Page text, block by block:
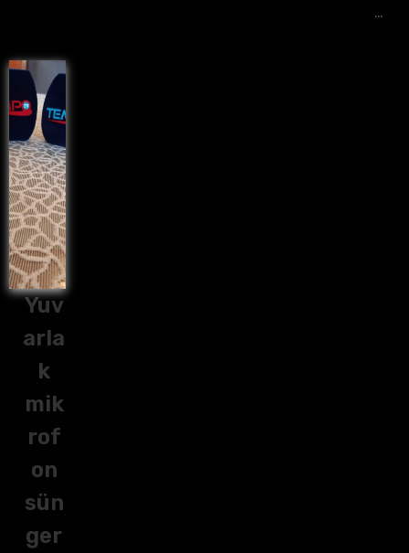
…
Yuv
arla
k
mik
rof
on
sün
ger